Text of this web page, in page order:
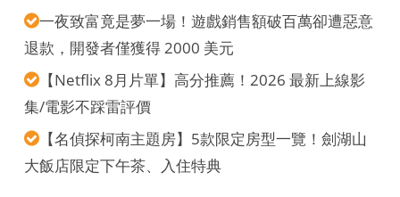
一夜致富竟是夢一場！遊戲銷售額破百萬卻遭惡意
退款，開發者僅獲得 2000 美元
【Netflix 8月片單】高分推薦！2026 最新上線影
集/電影不踩雷評價
【名偵探柯南主題房】5款限定房型一覽！劍湖山
大飯店限定下午茶、入住特典